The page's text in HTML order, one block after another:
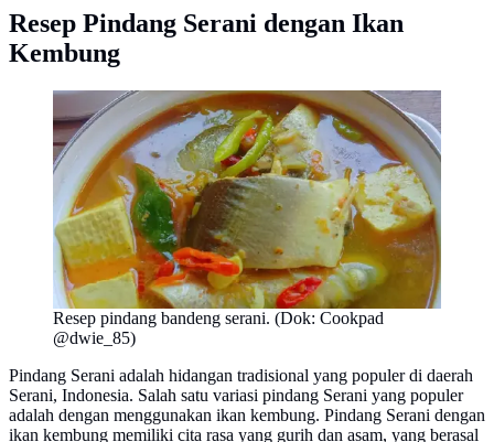
Resep Pindang Serani dengan Ikan
Kembung
Resep pindang bandeng serani. (Dok: Cookpad
@dwie_85)
Pindang Serani adalah hidangan tradisional yang populer di daerah
Serani, Indonesia. Salah satu variasi pindang Serani yang populer
adalah dengan menggunakan ikan kembung. Pindang Serani dengan
ikan kembung memiliki cita rasa yang gurih dan asam, yang berasal